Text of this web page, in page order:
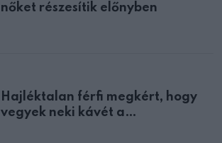
nőket részesítik előnyben
Hajléktalan férfi megkért, hogy
vegyek neki kávét a